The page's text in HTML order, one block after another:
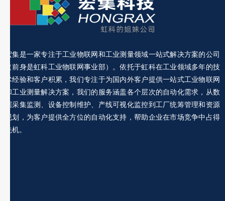
宏集是一家专注于工业物联网和工业测量领域一站式解决方案的公司
（前身是虹科工业物联网事业部）。依托于虹科在工业领域多年的技
术经验和客户积累，我们专注于为国内外客户提供一站式工业物联网
和工业测量解决方案，我们的服务涵盖各个层次的自动化需求，从数
据采集监测、设备控制维护、产线可视化监控到工厂统筹管理和资源
规划，为客户提供全方位的自动化支持，帮助企业在市场竞争中占得
先机。